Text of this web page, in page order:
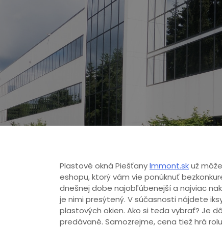
Plastové okná Piešťanylmmont.skuž
eshopu, ktorý vám vie ponúknuť
dnešnej dobe najobľúbenejší a najviac
je nimi presýtený. V súčasnosti nájdete
plastových okien. Ako si teda vybrať? Je
predávané. Samozrejme, cena tiež hrá